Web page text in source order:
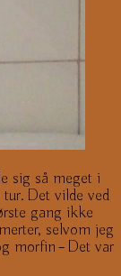
sig så meget i
Det vilde ved
gang ikke
selvom jeg
morfin – Det var